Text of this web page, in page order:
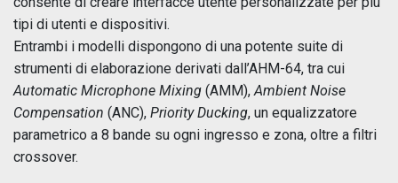
tipi di utenti e dispositivi.
Entrambi i modelli dispongono di una potente suite di
strumenti di elaborazione derivati dall’AHM-64, tra cui
Automatic Microphone Mixing (AMM),Ambient Noise
Compensation (ANC), Priority Ducking, un equalizzatore
parametrico a 8 bande su ogni ingresso e zona, oltre a filtri
crossover.